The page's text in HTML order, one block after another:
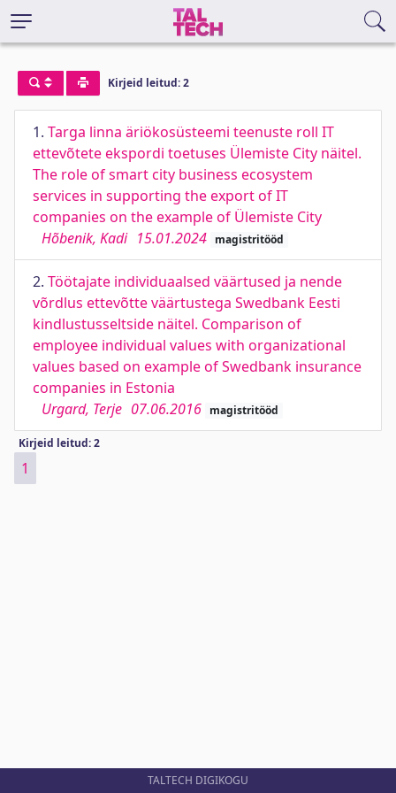
Kirjeid leitud: 2
1. Targa linna äriökosüsteemi teenuste roll IT
ettevõtete ekspordi toetuses Ülemiste City näitel.
The role of smart city business ecosystem
services in supporting the export of IT
companies on the example of Ülemiste City
Hõbenik, Kadi 15.01.2024 magistritööd
2. Töötajate individuaalsed väärtused ja nende
võrdlus ettevõtte väärtustega Swedbank Eesti
kindlustusseltside näitel. Comparison of
employee individual values with organizational
values based on example of Swedbank insurance
companies in Estonia
Urgard, Terje 07.06.2016 magistritööd
Kirjeid leitud: 2
1
TALTECH DIGIKOGU